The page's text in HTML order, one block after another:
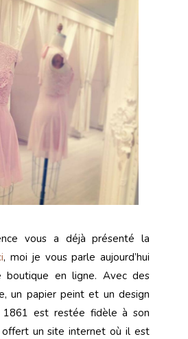
vous a déjà présenté la
, moi je vous parle aujourd’hui
boutique en ligne. Avec des
un papier peint et un design
1861 est restée fidèle à son
un site internet où il est